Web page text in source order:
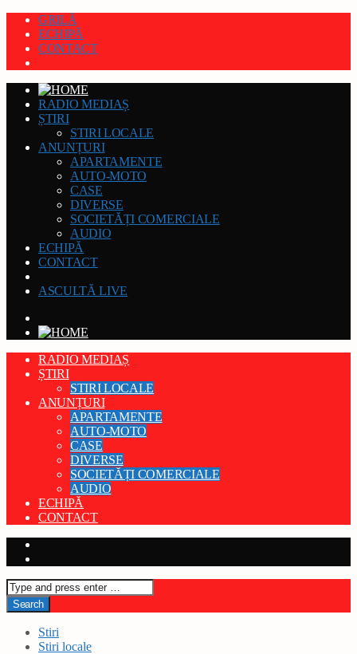
GRILĂ
ECHIPĂ
CONTACT
RADIO MEDIAȘ
ȘTIRI
STIRI LOCALE
ANUNȚURI
APARTAMENTE
AUTO-MOTO
CASE
DIVERSE
SOCIETĂȚI COMERCIALE
AUDIO
ECHIPĂ
CONTACT
ASCULTĂ LIVE
RADIO MEDIAȘ
ȘTIRI
STIRI LOCALE
ANUNȚURI
APARTAMENTE
AUTO-MOTO
CASE
DIVERSE
SOCIETĂȚI COMERCIALE
AUDIO
ECHIPĂ
CONTACT
Stiri
Stiri locale